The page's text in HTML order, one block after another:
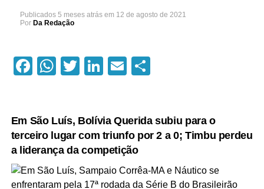
Publicados 5 meses atrás em 12 de agosto de 2021
Por Da Redação
Facebook
WhatsApp
Twitter
LinkedIn
EmailCompartilhar
Em São Luís, Bolívia Querida subiu para o
terceiro lugar com triunfo por 2 a 0; Timbu perdeu
a liderança da competição